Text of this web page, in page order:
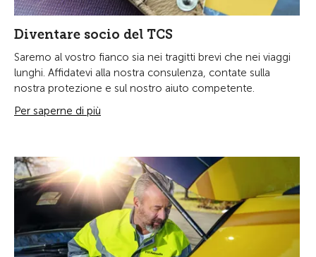
Diventare socio del TCS
Saremo al vostro fianco sia nei tragitti brevi che nei viaggi
lunghi. Affidatevi alla nostra consulenza, contate sulla
nostra protezione e sul nostro aiuto competente.
Per saperne di più